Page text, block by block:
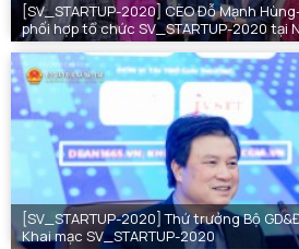
[SV_STARTUP-2020] CEO Đỗ Mạnh
phối hợp tổ chức SV_STARTUP-2020 tại
[SV_STARTUP-2020] Thứ trưởng Bộ
Khai mạc SV_STARTUP-2020